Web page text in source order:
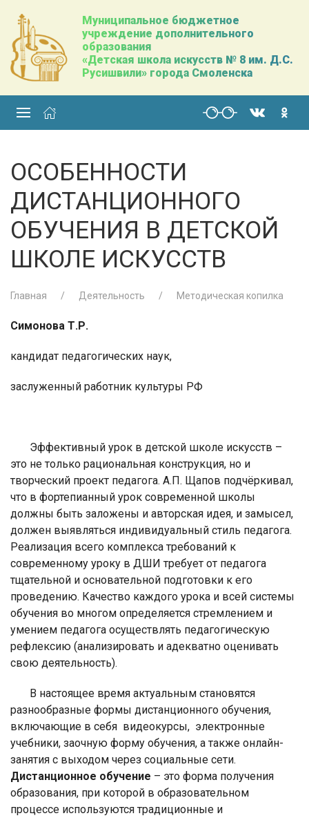
Муниципальное бюджетное
учреждение дополнительного
образования
«Детская школа искусств № 8 им. Д.С.
Русишвили» города Смоленска
ОСОБЕННОСТИ
ДИСТАНЦИОННОГО
ОБУЧЕНИЯ В ДЕТСКОЙ
ШКОЛЕ ИСКУССТВ
Главная Деятельность Методическая копилка
Симонова Т.Р.
кандидат педагогических наук,
заслуженный работник культуры РФ
Эффективный урок в детской школе искусств –
это не только рациональная конструкция, но и
творческий проект педагога. А.П. Щапов подчёркивал,
что в фортепианный урок современной школы
должны быть заложены и авторская идея, и замысел,
должен выявляться индивидуальный стиль педагога.
Реализация всего комплекса требований к
современному уроку в ДШИ требует от педагога
тщательной и основательной подготовки к его
проведению. Качество каждого урока и всей системы
обучения во многом определяется стремлением и
умением педагога осуществлять педагогическую
рефлексию (анализировать и адекватно оценивать
свою деятельность).
В настоящее время актуальным становятся
разнообразные формы дистанционного обучения,
включающие в себя видеокурсы, электронные
учебники, заочную форму обучения, а также онлайн-
занятия с выходом через социальные сети.
Дистанционное обучение – это форма получения
образования, при которой в образовательном
процессе используются традиционные и